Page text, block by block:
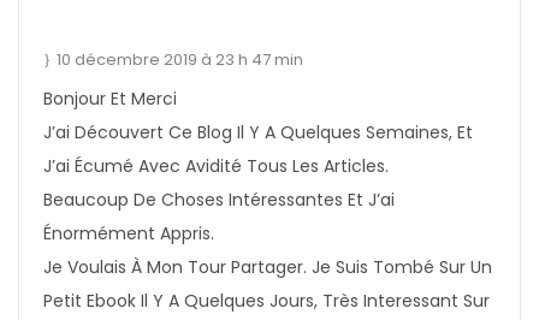
10 décembre 2019 à 23 h 47 min
Bonjour Et Merci
J’ai Découvert Ce Blog Il Y A Quelques Semaines, Et
J’ai Écumé Avec Avidité Tous Les Articles.
Beaucoup De Choses Intéressantes Et J’ai
Énormément Appris.
Je Voulais À Mon Tour Partager. Je Suis Tombé Sur Un
Petit Ebook Il Y A Quelques Jours, Très Interessant Sur